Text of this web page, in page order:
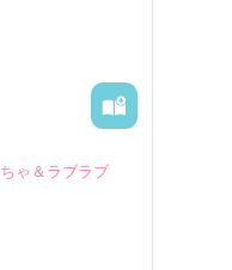
ゃ＆ラブラブ